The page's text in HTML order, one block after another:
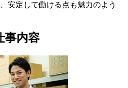
安定して働ける点も魅力のよう
事内容